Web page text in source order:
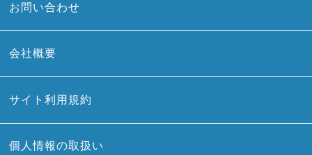
お問い合わせ
会社概要
サイト利用規約
個人情報の取扱い